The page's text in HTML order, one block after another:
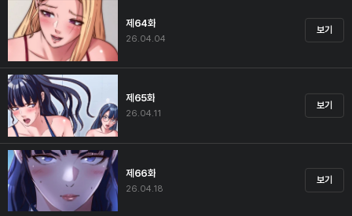
제64화
26.04.04
보기
제65화
26.04.11
보기
제66화
26.04.18
보기